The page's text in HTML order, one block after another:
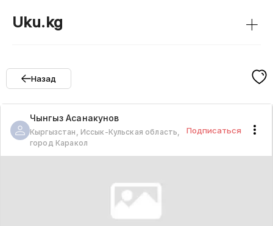
Uku.kg +
Назад
Чынгыз Асанакунов
Кыргызстан, Иссык-Кульская область,
город Каракол
Подписаться